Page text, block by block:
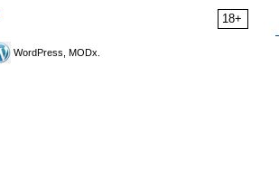
18+
WordPress, MODx.